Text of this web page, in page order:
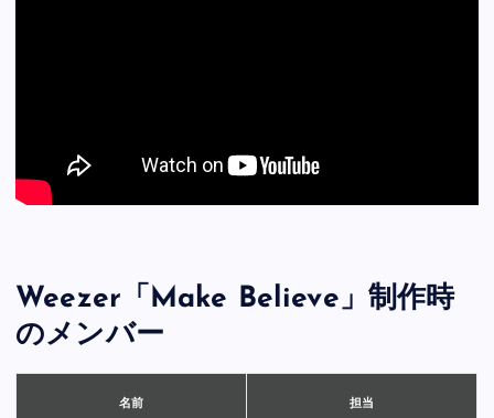
Weezer「Make Believe」制作時
のメンバー
名前 担当